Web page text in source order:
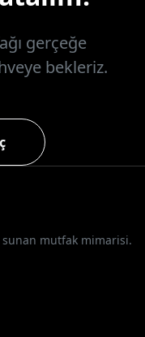
gerçeğe
bekleriz.
mutfak mimarisi.